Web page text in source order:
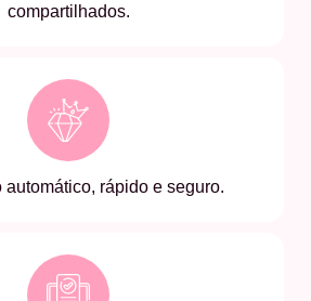
compartilhados.
automático, rápido e seguro.